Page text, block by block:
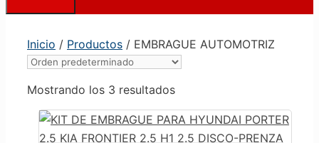
Inicio / Productos / EMBRAGUE AUTOMOTRIZ
Mostrando los 3 resultados